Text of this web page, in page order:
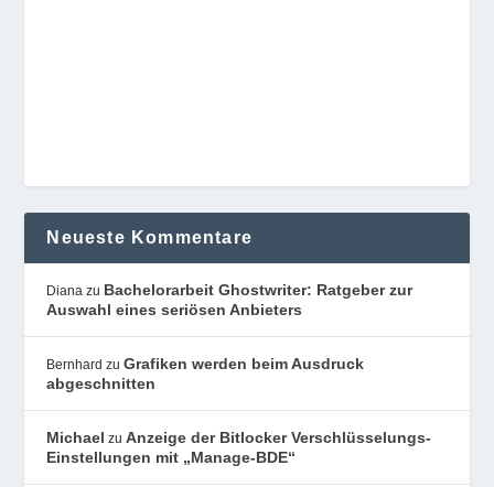
Neueste Kommentare
Diana zu Bachelorarbeit Ghostwriter: Ratgeber zur
Auswahl eines seriösen Anbieters
Bernhard zuGrafiken werden beim Ausdruck
abgeschnitten
Michael zuAnzeige der Bitlocker Verschlüsselungs-
Einstellungen mit „Manage-BDE“